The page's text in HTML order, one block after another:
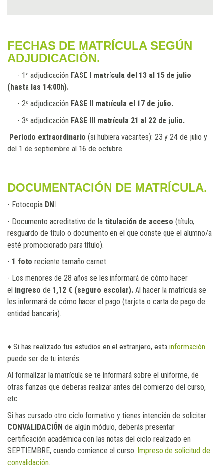
FECHAS DE MATRÍCULA SEGÚN
ADJUDICACIÓN.
- 1ª adjudicación FASE I matrícula del 13 al 15 de julio
(hasta las 14:00h).
- 2ª adjudicación FASE II matrícula el 17 de julio.
- 3ª adjudicación FASE III matrícula 21 al 22 de julio.
Periodo extraordinario (si hubiera vacantes): 23 y 24 de julio y
del 1 de septiembre al 16 de octubre.
DOCUMENTACIÓN DE MATRÍCULA.
- Fotocopia DNI
- Documento acreditativo de la titulación de acceso (título,
resguardo de título o documento en el que conste que el alumno/a
esté promocionado para título).
- 1 foto reciente tamaño carnet.
- Los menores de 28 años se les informará de cómo hacer
el ingreso de 1,12 € (seguro escolar). Al hacer la matrícula se
les informará de cómo hacer el pago (tarjeta o carta de pago de
entidad bancaria).
♦ Si has realizado tus estudios en el extranjero, esta información
puede ser de tu interés.
Al formalizar la matrícula se te informará sobre el uniforme, de
otras fianzas que deberás realizar antes del comienzo del curso,
etc
Si has cursado otro ciclo formativo y tienes intención de solicitar
CONVALIDACIÓN de algún módulo, deberás presentar
certificación académica con las notas del ciclo realizado en
SEPTIEMBRE, cuando comience el curso. Impreso de solicitud de
convalidación.